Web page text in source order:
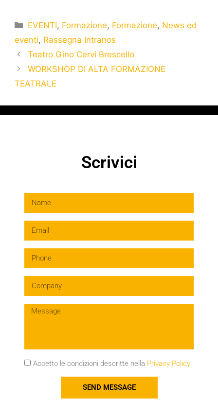
EVENTI, Formazione, Formazione, News ed
eventi, Rassegna Intranos
Teatro Gino Cervi Brescello
WORKSHOP DI ALTA FORMAZIONE
TEATRALE
Scrivici
Accetto le condizioni descritte nella Privacy Policy
SEND MESSAGE